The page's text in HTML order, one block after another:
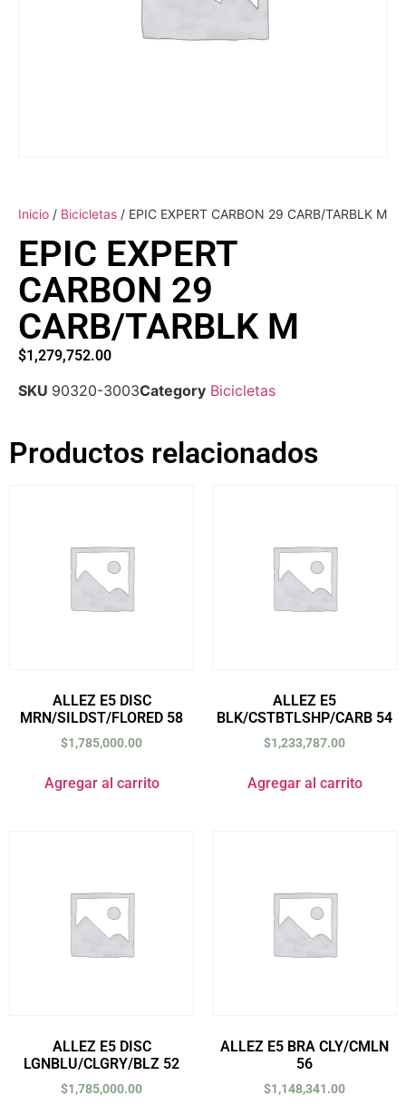
Inicio / Bicicletas / EPIC EXPERT CARBON 29 CARB/TARBLK M
EPIC EXPERT
CARBON 29
CARB/TARBLK M
$1,279,752.00
SKU 90320-3003Category Bicicletas
Productos relacionados
ALLEZ E5 DISC
MRN/SILDST/FLORED 58
$1,785,000.00
Agregar al carrito
ALLEZ E5
BLK/CSTBTLSHP/CARB 54
$1,233,787.00
Agregar al carrito
ALLEZ E5 DISC
LGNBLU/CLGRY/BLZ 52
$1,785,000.00
ALLEZ E5 BRA CLY/CMLN
56
$1,148,341.00